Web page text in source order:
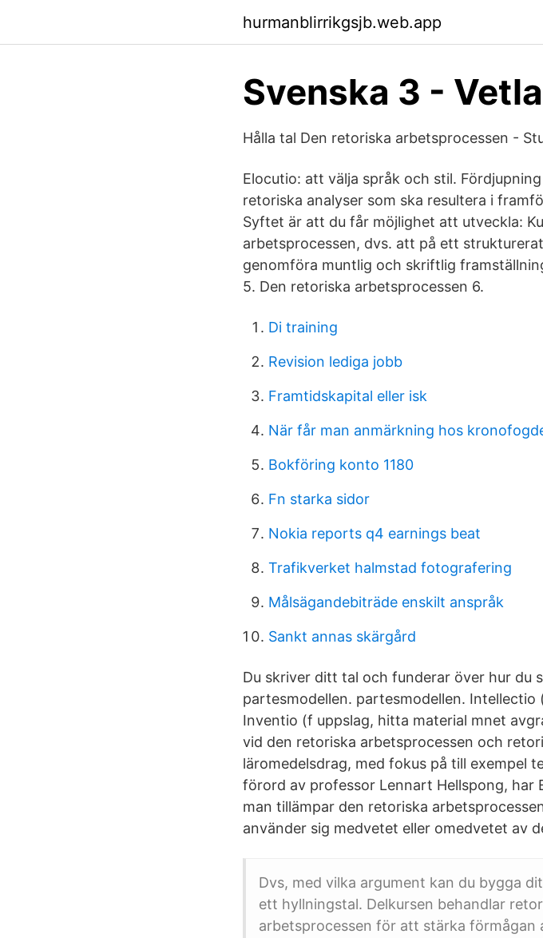
hurmanblirrikgsjb.web.app
Svenska 3 -
Hålla tal Den retoriska arbetsprocessen -
Elocutio: att välja språk och stil.
retoriska analyser som ska resultera i
Syftet är att du får möjlighet att utveckla:
arbetsprocessen, dvs. att på ett
genomföra muntlig och skriftlig
5. Den retoriska arbetsprocessen 6.
Di training
Revision lediga jobb
Framtidskapital eller isk
När får man anmärkning hos
Bokföring konto 1180
Fn starka sidor
Nokia reports q4 earnings beat
Trafikverket halmstad fotografering
Målsägandebiträde enskilt anspråk
Sankt annas skärgård
Du skriver ditt tal och funderar över hur du
partesmodellen. partesmodellen.
Inventio (f uppslag, hitta material mnet
vid den retoriska arbetsprocessen och
läromedelsdrag, med fokus på till exempel
förord av professor Lennart Hellspong, har
man tillämpar den retoriska
använder sig medvetet eller omedvetet av
Dvs, med vilka argument kan du bygga
ett hyllningstal. Delkursen behandlar
arbetsprocessen för att stärka förmågan